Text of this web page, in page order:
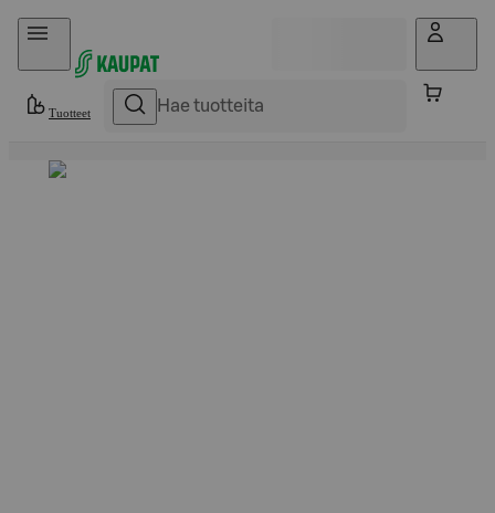
Hyppää sisältöön
Tuotteet